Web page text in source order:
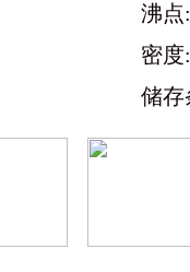
沸点:
密度:
储存